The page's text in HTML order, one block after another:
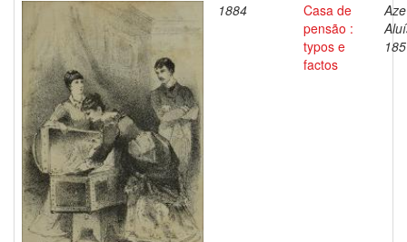
1884
Casa de
pensão :
typos e
factos